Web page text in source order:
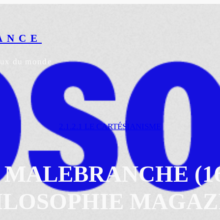
du monde
2.1.2.1 LE CARTÉSIANISME